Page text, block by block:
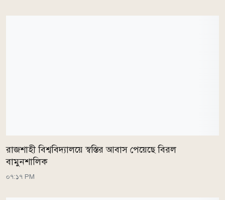
রাজশাহী বিশ্ববিদ্যালয়ে স্বস্তির আবাস পেয়েছে বিরল
বামুনশালিক
০৭:১৭ PM